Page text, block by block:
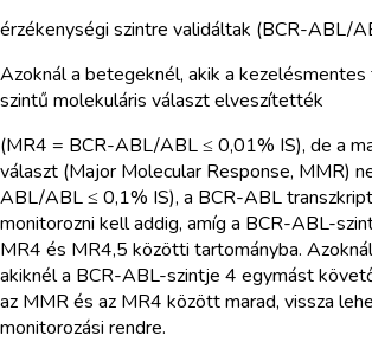
érzékenységi szintre validáltak (BCR-ABL/
Azoknál a betegeknél, akik a
szintű molekuláris választ elveszítették
(MR4 = BCR-ABL/ABL ≤ 0,01% IS), de a
választ (Major Molecular Response, MMR)
ABL/ABL ≤ 0,1% IS), a BCR-ABL
monitorozni kell addig, amíg a BCR-ABL-
MR4 és MR4,5 közötti tartományba.
akiknél a BCR-ABL-szintje 4 egymást
az MMR és az MR4 között marad, vissza
monitorozási rendre.